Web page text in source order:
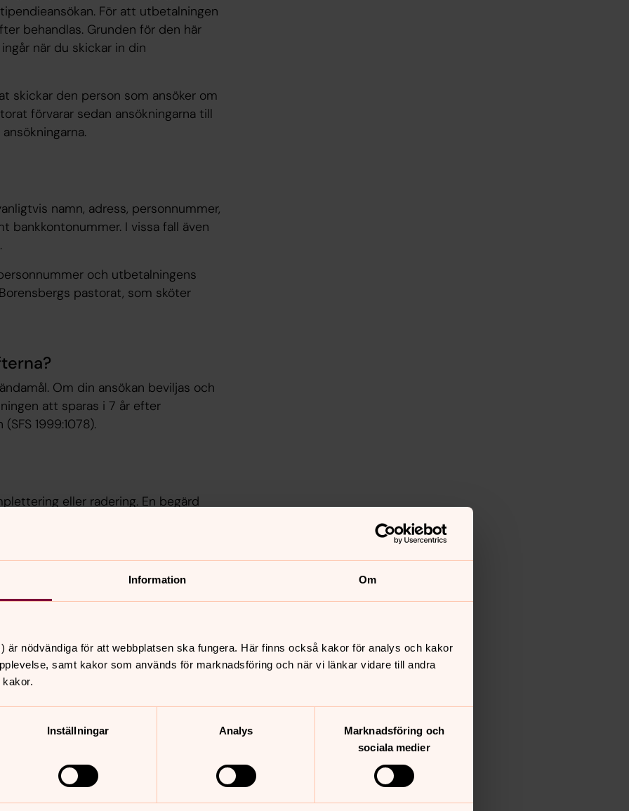
Information Om
är nödvändiga för att webbplatsen ska fungera. Här finns också kakor för analys och kakor
samt kakor som används för marknadsföring och när vi länkar vidare till andra
Inställningar Analys
Marknadsföring och
sociala medier
För att utbetalningen
behandlas. Grunden för den här
när du skickar in din
skickar den person som ansöker om
förvarar sedan ansökningarna till
namn, adress, personnummer,
bankkontonummer. I vissa fall även
och utbetalningens
pastorat, som sköter
Om din ansökan beviljas och
att sparas i 7 år efter
1999:1078).
eller radering. En begärd
uppgifterna. Du kan också begära
tex. medan en rättelse görs. Om
är olaglig eller inte sker på ett
till Integritetsskyddsmyndigheten.
se nedan adress.
om hur de behandlas av
dina personuppgifter, tex. medan
vissa förutsättningar
om du anser att vår behandling är